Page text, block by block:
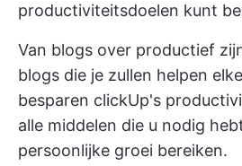
productiviteitsdoelen kunt
Van blogs over productief
blogs die je zullen helpen
besparen clickUp's
alle middelen die u nodig
persoonlijke groei bereiken.